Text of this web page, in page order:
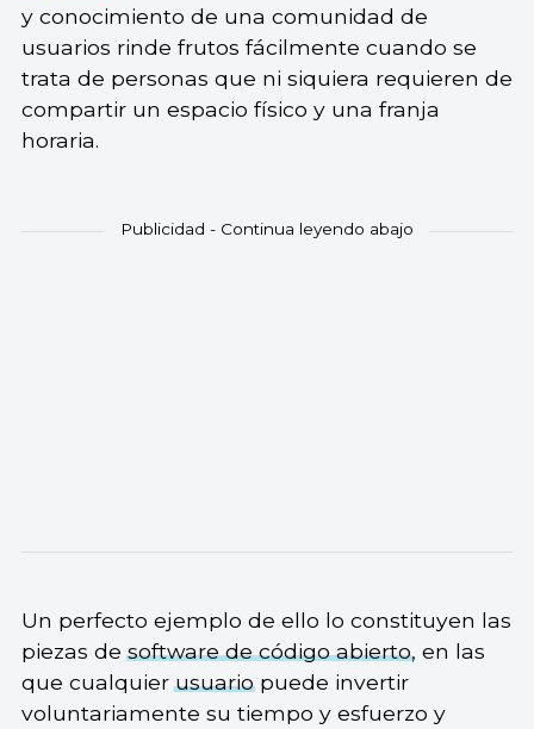
y conocimiento de una comunidad de
usuarios rinde frutos fácilmente cuando se
trata de personas que ni siquiera requieren de
compartir un espacio físico y una franja
horaria.
Un perfecto ejemplo de ello lo constituyen las
piezas desoftware de código abierto, en las
que cualquierusuariopuede invertir
voluntariamente su tiempo y esfuerzo y